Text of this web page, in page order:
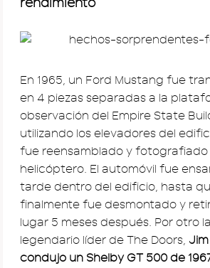
rendimiento
En 1965, un Ford Mustang fue
en 4 piezas separadas a la
observación del Empire State
utilizando los elevadores del
fue reensamblado y fotografiado
helicóptero. El automóvil fue
tarde dentro del edificio, hasta
finalmente fue desmontado y
lugar 5 meses después. Por otro
legendario líder de The Doors,
condujo un Shelby GT 500 de